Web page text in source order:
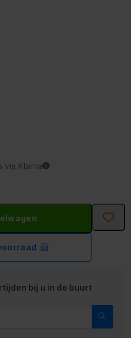
via Klarna
bij u in de buurt